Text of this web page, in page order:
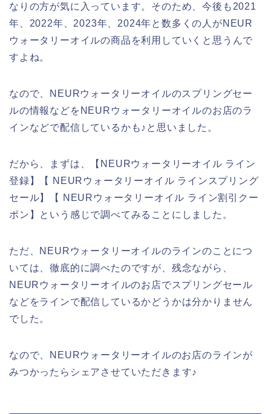
なりの方が気に入っています。そのため、今後も2021
年、2022年、2023年、2024年と数多くの人がNEUR
ウォータリーオイルの商品を利用していくと思うんで
すよね。
なので、NEURウォータリーオイルのスプリングセー
ルの情報などをNEURウォータリーオイルのお店のラ
インなどで配信しているかも♪と思いました。
だから、まずは、【NEURウォータリーオイル ライン
登録】【 NEURウォータリーオイル ラインスプリング
セール】【 NEURウォータリーオイル ライン割引クー
ポン】という感じで調べてみることにしました。
ただ、NEURウォータリーオイルのラインのことにつ
いては、徹底的に調べたのですが、残念ながら、
NEURウォータリーオイルのお店でスプリングセール
などをラインで配信しているかどうかは分かりません
でした。
なので、NEURウォータリーオイルのお店のラインが
みつかったらシェアさせていただきます♪